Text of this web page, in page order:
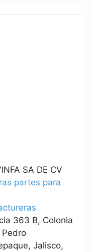
SA DE CV
partes para
363 B, Colonia
Pedro
Jalisco